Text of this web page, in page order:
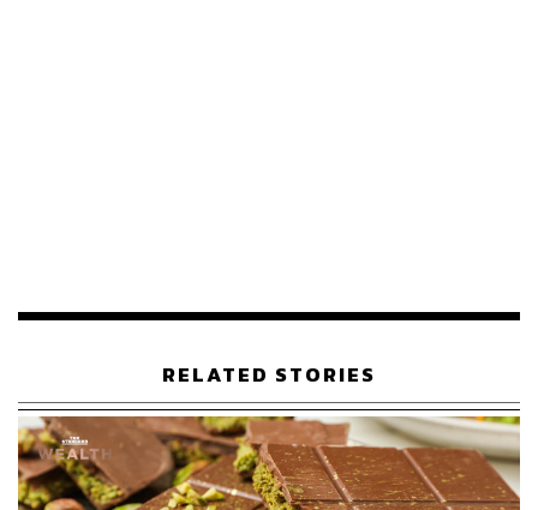
RELATED STORIES